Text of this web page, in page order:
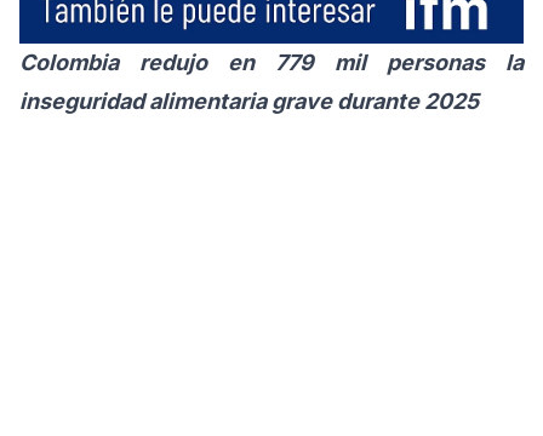
Colombia redujo en 779 mil personas la
inseguridad alimentaria grave durante 2025